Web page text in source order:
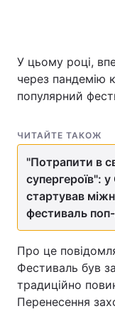
У цьому році,
через пандемію
популярний
ЧИТАЙТЕ ТАКОЖ
"Потрапити в
супергероїв":
стартував
фестиваль
Про це
Фестиваль був
традиційно
Перенесення